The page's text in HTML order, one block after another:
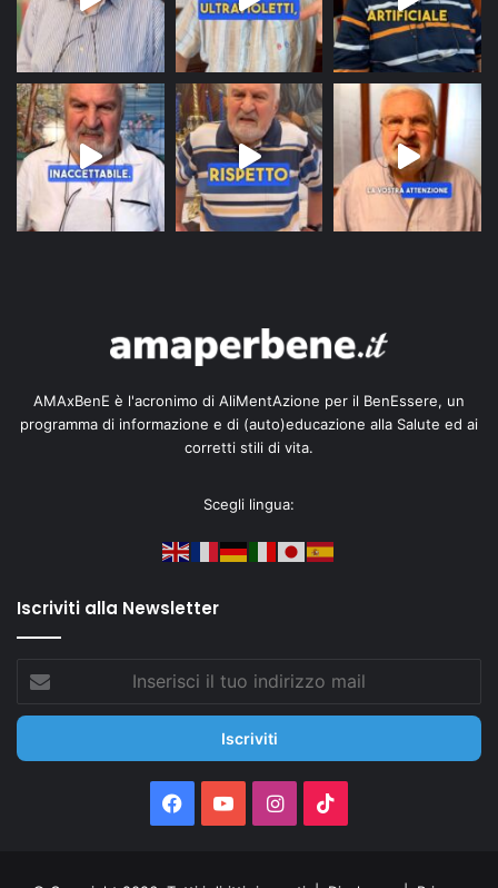
AMAxBenE è l'acronimo di AliMentAzione per il BenEssere, un
programma di informazione e di (auto)educazione alla Salute ed ai
corretti stili di vita.
Scegli lingua:
Iscriviti alla Newsletter
tuo
mail
Facebook
You Instagram